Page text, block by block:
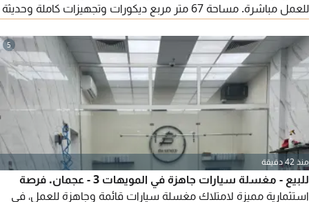
للعمل مباشرة. مساحة 67 متر مربع ديكورات وتجهيزات كاملة وحديثة
رئيسي الموقع رأس الخيمة - منطقة الدهان - شارع محمد بن سالم،
شارع رئيسي فرصة ممتازة للراغبين في الاستثمار أو بدء مشروع
ملابس رجالية دون تكاليف تأسيس اضافية المبلغ 70000
5
منذ 42 دقيقة
للبيع - مغسلة سيارات جاهزة في المويهات 3 - عجمان. فرصة
استثمارية مميزة لامتلاك مغسلة سيارات قائمة وجاهزة للعمل، في